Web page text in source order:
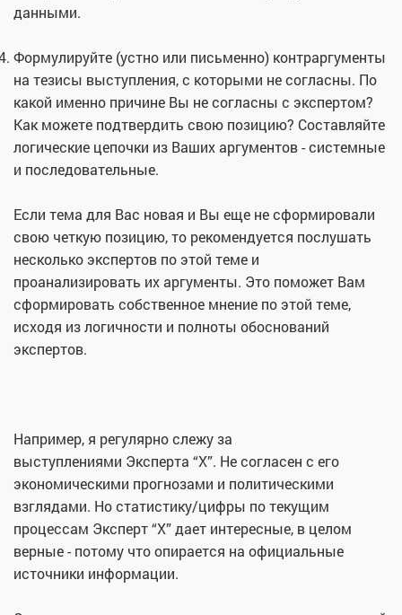
данными.
Формулируйте (устно или письменно) контраргументы
на тезисы выступления, с которыми не согласны. По
какой именно причине Вы не согласны с экспертом?
Как можете подтвердить свою позицию? Составляйте
логические цепочки из Ваших аргументов - системные
и последовательные.
Если тема для Вас новая и Вы еще не сформировали
свою четкую позицию, то рекомендуется послушать
несколько экспертов по этой теме и
проанализировать их аргументы. Это поможет Вам
сформировать собственное мнение по этой теме,
исходя из логичности и полноты обоснований
экспертов.
Например, я регулярно слежу за
выступлениями Эксперта “Х”. Не согласен с его
экономическими прогнозами и политическими
взглядами. Но статистику/цифры по текущим
процессам Эксперт “Х” дает интересные, в целом
верные - потому что опирается на официальные
источники информации.